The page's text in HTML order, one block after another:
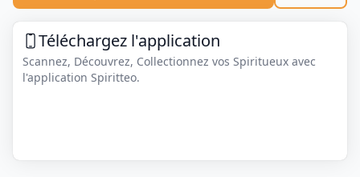
Téléchargez l'application
Scannez, Découvrez, Collectionnez vos Spiritueux avec
l'application Spiritteo.